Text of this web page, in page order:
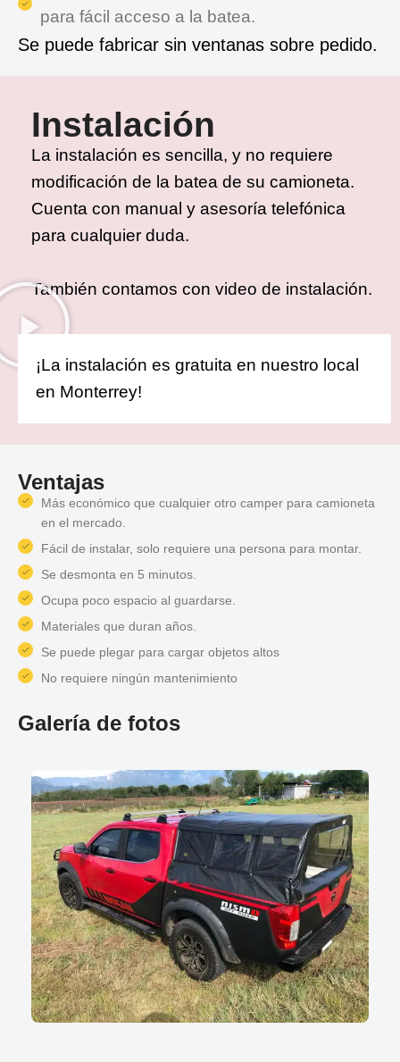
para fácil acceso a la batea.
Se puede fabricar sin ventanas sobre pedido.
Instalación
La instalación es sencilla, y no requiere
modificación de la batea de su camioneta.
Cuenta con manual y asesoría telefónica
para cualquier duda.
También contamos con video de instalación.
¡La instalación es gratuita en nuestro local
en Monterrey!
Ventajas
Más económico que cualquier otro camper para camioneta
en el mercado.
Fácil de instalar, solo requiere una persona para montar.
Se desmonta en 5 minutos.
Ocupa poco espacio al guardarse.
Materiales que duran años.
Se puede plegar para cargar objetos altos
No requiere ningún mantenimiento
Galería de fotos